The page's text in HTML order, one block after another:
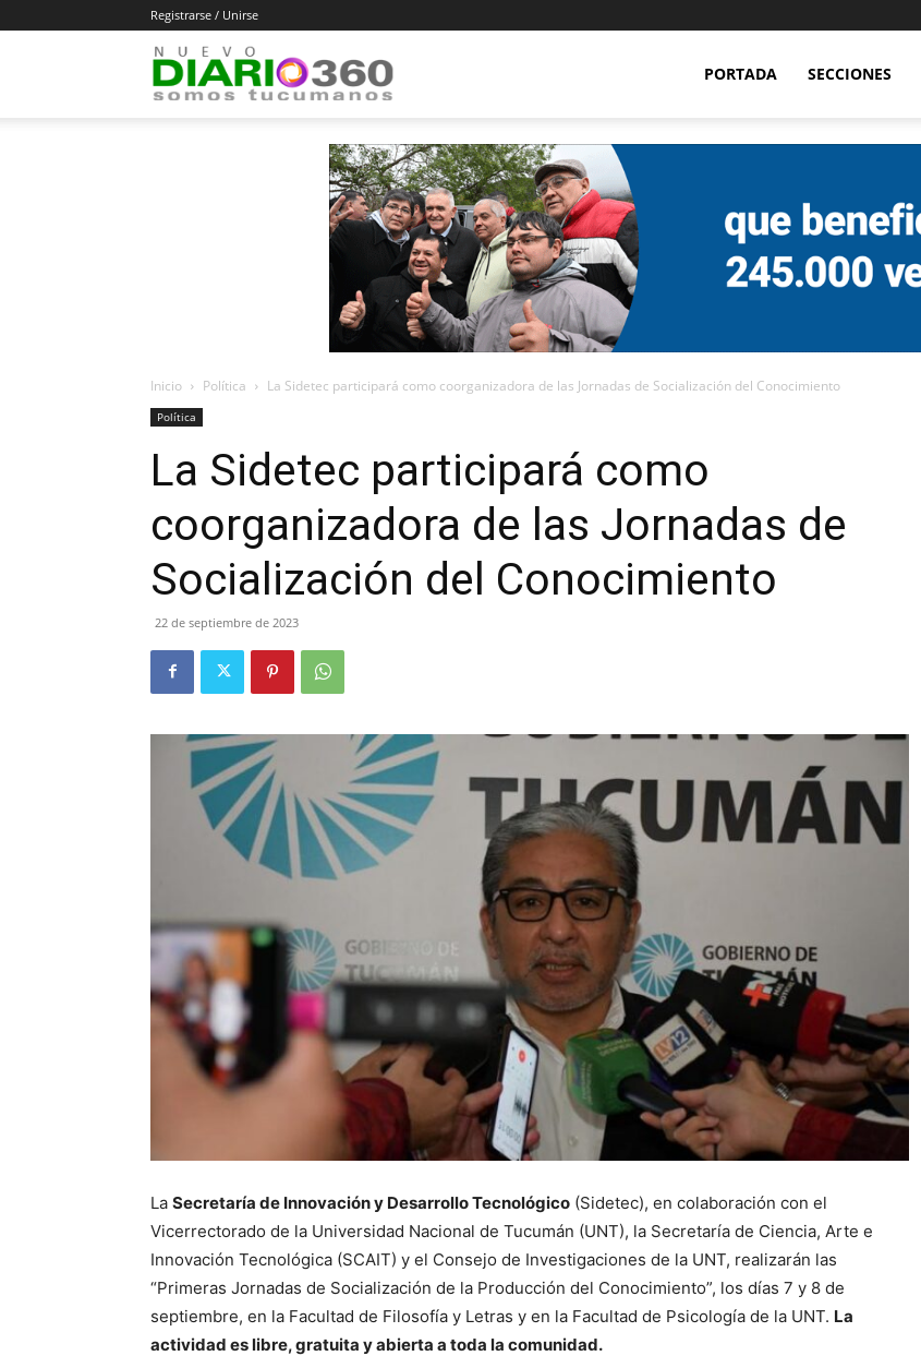
Registrarse / Unirse
Diario
360
PORTADA SECCIONES
Inicio Política La Sidetec participará como coorganizadora de las Jornadas de Socialización del Conocimiento
Política
La Sidetec participará como
coorganizadora de las Jornadas de
Socialización del Conocimiento
22 de septiembre de 2023
La Secretaría de Innovación y Desarrollo Tecnológico (Sidetec), en colaboración con el
Vicerrectorado de la Universidad Nacional de Tucumán (UNT), la Secretaría de Ciencia, Arte e
Innovación Tecnológica (SCAIT) y el Consejo de Investigaciones de la UNT, realizarán las
“Primeras Jornadas de Socialización de la Producción del Conocimiento”, los días 7 y 8 de
septiembre, en la Facultad de Filosofía y Letras y en la Facultad de Psicología de la UNT. La
actividad es libre, gratuita y abierta a toda la comunidad.